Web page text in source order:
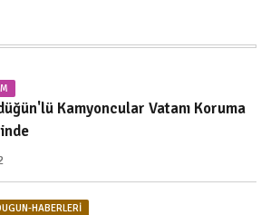
Kamyoncular Vatanı Koruma
HABERLERI